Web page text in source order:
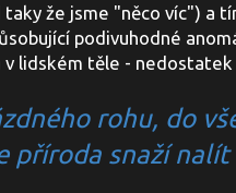
že jsme "něco víc") a
podivuhodné
v lidském těle -
rohu, do
příroda snaží